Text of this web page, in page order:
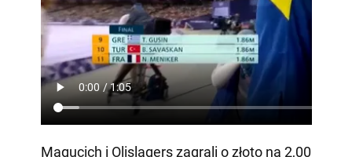
Magucich i Olislagers zagrali o złoto na 2,00